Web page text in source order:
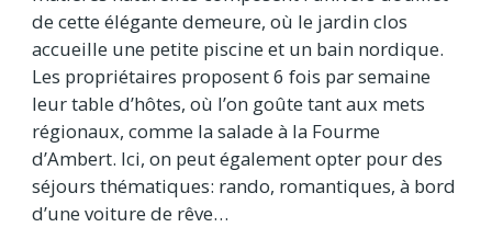
de cette élégante demeure, où le jardin clos
accueille une petite piscine et un bain nordique.
Les propriétaires proposent 6 fois par semaine
leur table d’hôtes, où l’on goûte tant aux mets
régionaux, comme la salade à la Fourme
d’Ambert. Ici, on peut également opter pour des
séjours thématiques: rando, romantiques, à bord
d’une voiture de rêve…